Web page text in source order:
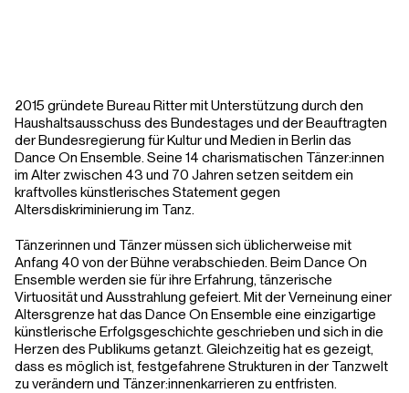
2015 gründete Bureau Ritter mit Unterstützung durch den
Haushaltsausschuss des Bundestages und der Beauftragten
der Bundesregierung für Kultur und Medien in Berlin das
Dance On Ensemble. Seine 14 charismatischen Tänzer:innen
im Alter zwischen 43 und 70 Jahren setzen seitdem ein
kraftvolles künstlerisches Statement gegen
Altersdiskriminierung im Tanz.
Tänzerinnen und Tänzer müssen sich üblicherweise mit
Anfang 40 von der Bühne verabschieden. Beim Dance On
Ensemble werden sie für ihre Erfahrung, tänzerische
Virtuosität und Ausstrahlung gefeiert. Mit der Verneinung einer
Altersgrenze hat das Dance On Ensemble eine einzigartige
künstlerische Erfolgsgeschichte geschrieben und sich in die
Herzen des Publikums getanzt. Gleichzeitig hat es gezeigt,
dass es möglich ist, festgefahrene Strukturen in der Tanzwelt
zu verändern und Tänzer:innenkarrieren zu entfristen.